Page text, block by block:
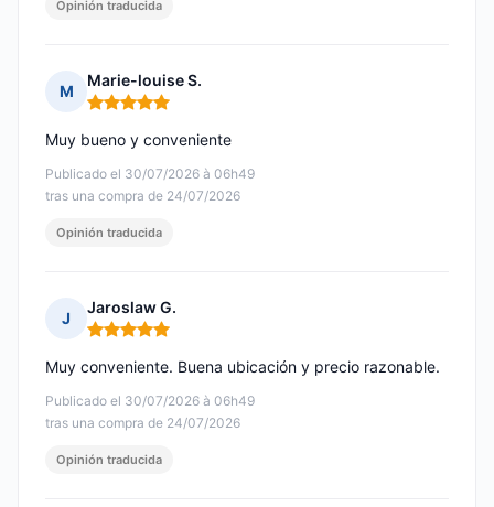
Opinión traducida
M
Marie-louise S.
Nota: 5 de 5
Publicado el 30/07/2026 à 06h49
tras una compra de 24/07/2026
Muy bueno y conveniente
Opinión traducida
J
Jaroslaw G.
Nota: 5 de 5
Publicado el 30/07/2026 à 06h49
tras una compra de 24/07/2026
Muy conveniente. Buena ubicación y precio razonable.
Opinión traducida